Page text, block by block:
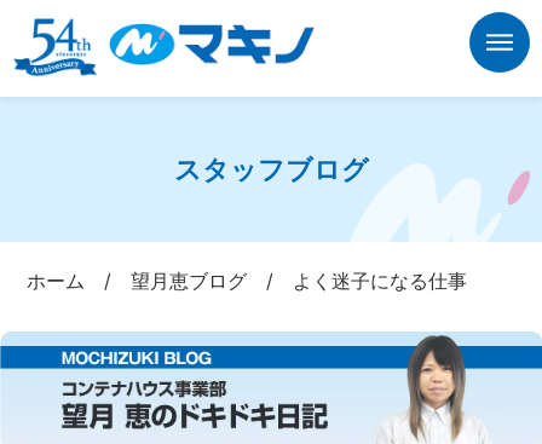
スタッフブログ
ホーム /望月恵ブログ / よく迷子になる仕事